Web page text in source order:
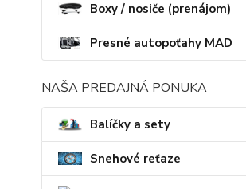
Boxy / nosiče (prenájom)
Presné autopoťahy MAD
NAŠA PREDAJNÁ PONUKA
Balíčky a sety
Snehové reťaze